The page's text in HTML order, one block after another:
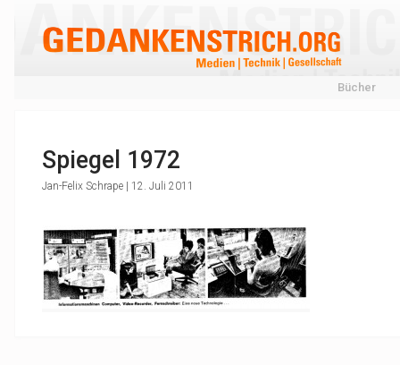
Bücher
Spiegel 1972
Jan-Felix Schrape | 12. Juli 2011